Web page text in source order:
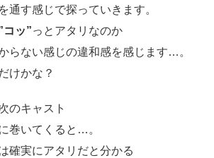
通す感じで探っていきます。
コッ”っとアタリなのか
らない感じの違和感を感じます…。
けかな？
のキャスト
巻いてくると…。
確実にアタリだと分かる